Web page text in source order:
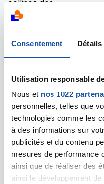
Consentement Détails
Utilisation responsable
Nous et nos 1022
personnelles, telles que
technologies comme les
à des informations sur
publicités et du contenu
mesures de performance
ainsi que de réaliser des
ainsi le développement
collines des
régions des plateaux du
Découvrez quelques-
et chantiers
1er au 20 Juin 2016:
aux enfants &
8 au 27 juin 2016:
Intégration familiale à
22 juin au 11 juillet 2016: